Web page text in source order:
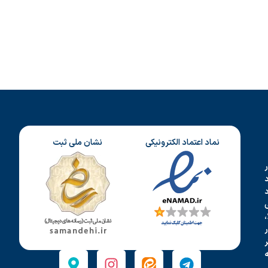
نماد اعتماد الکترونیکی نشان ملی ثبت